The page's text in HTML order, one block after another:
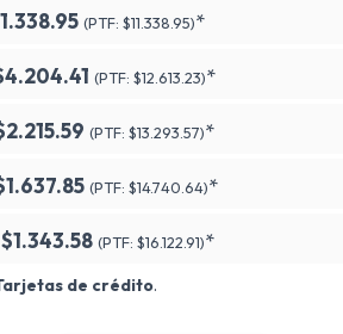
(PTF: $11.338.95)*
(PTF: $12.613.23)*
(PTF: $13.293.57)*
(PTF: $14.740.64)*
$1.343.58 (PTF: $16.122.91)*
de crédito.